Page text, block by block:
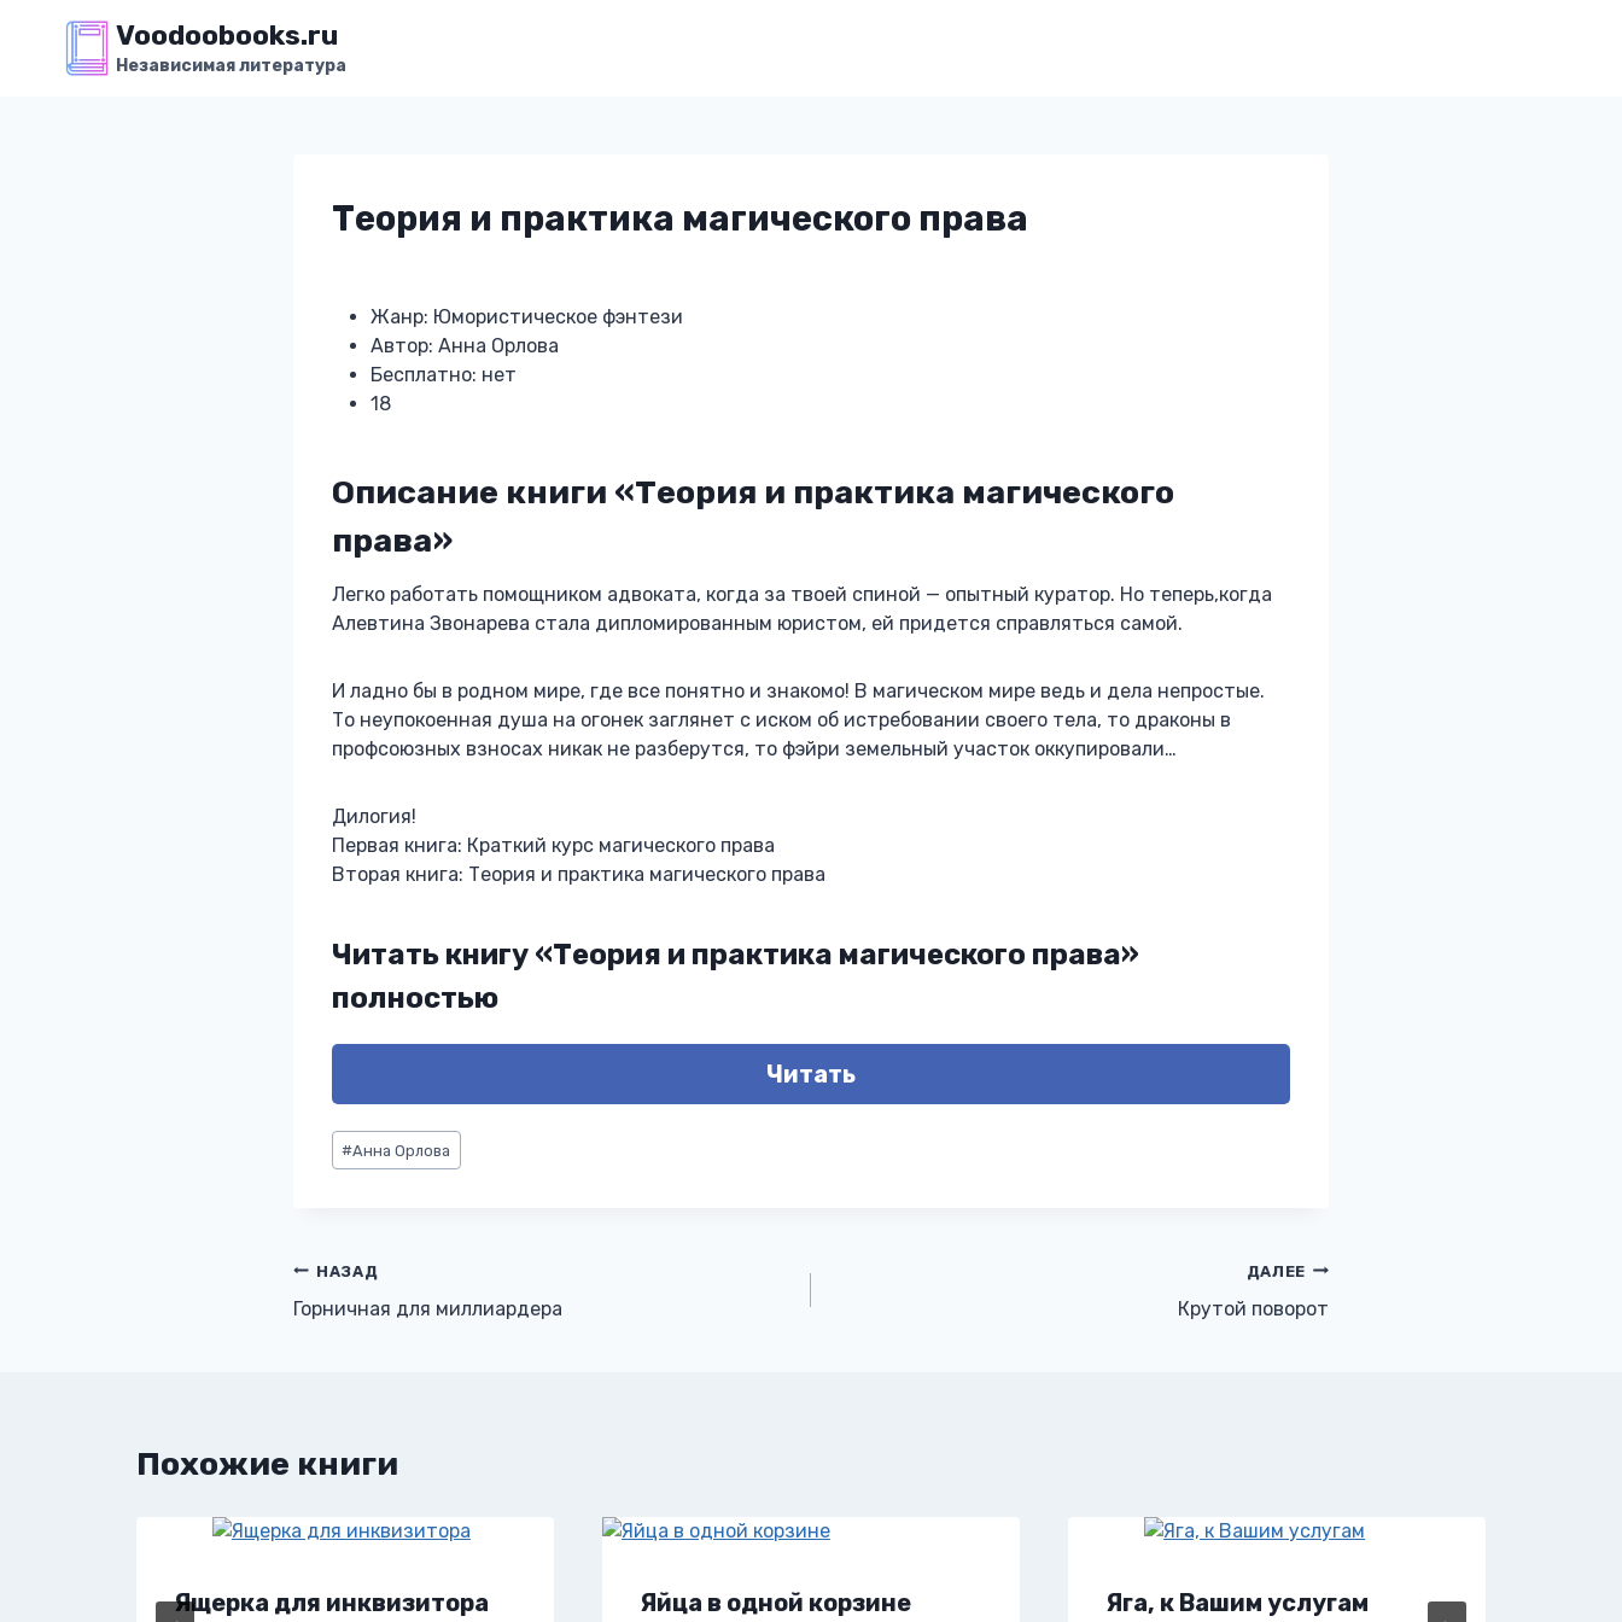
содержимому
Voodoobooks.ru
Независимая литература
Теория и практика магического права
Жанр: Юмористическое фэнтези
Автор: Анна Орлова
Бесплатно: нет
18
Описание книги «Теория и практика магического
права»
Легко работать помощником адвоката, когда за твоей спиной — опытный куратор. Но теперь,когда
Алевтина Звонарева стала дипломированным юристом, ей придется справляться самой.
И ладно бы в родном мире, где все понятно и знакомо! В магическом мире ведь и дела непростые.
То неупокоенная душа на огонек заглянет с иском об истребовании своего тела, то драконы в
профсоюзных взносах никак не разберутся, то фэйри земельный участок оккупировали…
Дилогия!
Первая книга: Краткий курс магического права
Вторая книга: Теория и практика магического права
Читать книгу «Теория и практика магического права»
полностью
Читать
Метки
записи:
#Анна Орлова
Навигация
по
НАЗАД
Горничная для миллиардера
ДАЛЕЕ
Крутой поворот
Похожие книги
Ящерка для инквизитора Яйца в одной корзине Яга, к Вашим услугам